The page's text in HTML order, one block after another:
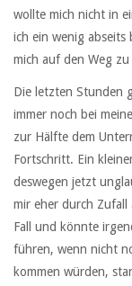
wollte mich nicht in
ich ein wenig abseits
mich auf den Weg
Die letzten Stunden
immer noch bei
zur Hälfte dem
Fortschritt. Ein
deswegen jetzt
mir eher durch
Fall und könnte
führen, wenn nicht
kommen würden,